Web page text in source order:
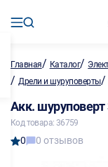
Главная/ Каталог/
/ Дрели и шуруповерты/
Акк.
Код товара: 36759
0 0 отзывов